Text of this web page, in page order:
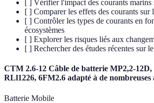
[ ] Vérifier l'impact des courants marins
[ ] Comparer les effets des courants sur
[ ] Contrôler les types de courants en
écosystèmes
[ ] Explorer les risques liés aux
[ ] Rechercher des études récentes sur
CTM 2.6-12 Câble de batterie MP2,2-
RLl1226, 6FM2.6 adapté à de nombreuses
Batterie Mobile